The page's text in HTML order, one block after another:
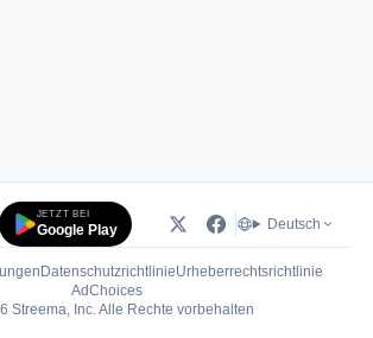
JETZT BEI
Google Play Deutsch
DatenschutzrichtlinieUrheberrechtsrichtlinie
AdChoices(öffnet in neuem Tab)
Streema, Inc. Alle Rechte vorbehalten